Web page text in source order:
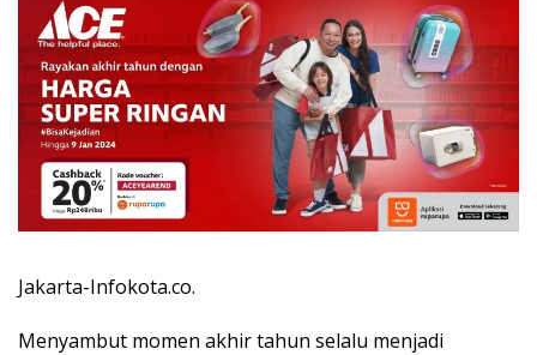
Jakarta-Infokota.co.
Menyambut momen akhir tahun selalu menjadi